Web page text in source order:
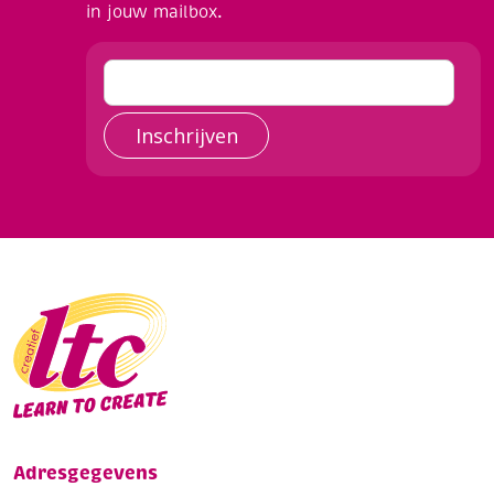
in jouw mailbox.
Inschrijven
Adresgegevens